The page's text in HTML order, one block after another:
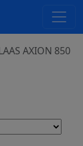
AXION 850